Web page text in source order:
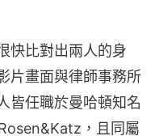
快比對出兩人的身
片畫面與律師事務所
皆任職於曼哈頓知名
，且同屬